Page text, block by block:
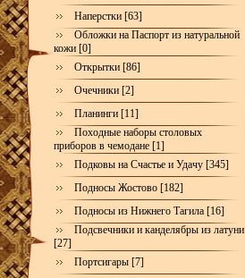
Наперстки [63]
Обложки на Паспорт из натуральной
кожи [0]
Открытки [86]
Очечники [2]
Планинги [11]
Походные наборы столовых
приборов в чемодане [1]
Подковы на Счастье и Удачу [345]
Подносы Жостово [182]
Подносы из Нижнего Тагила [16]
Подсвечники и канделябры из латуни
[27]
Портсигары [7]